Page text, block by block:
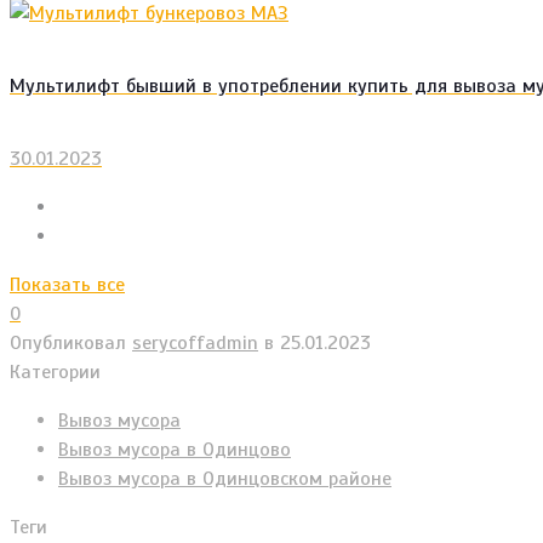
Мультилифт бывший в употреблении купить для вывоза
30.01.2023
Показать все
0
Опубликовал serycoffadmin в 25.01.2023
Категории
Вывоз мусора
Вывоз мусора в Одинцово
Вывоз мусора в Одинцовском районе
Теги